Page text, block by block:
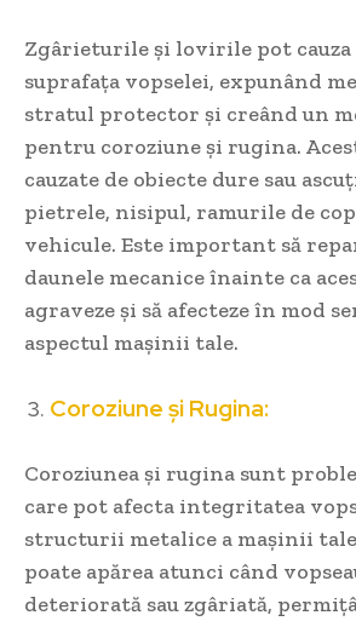
Zgârieturile și lovirile pot cauza
suprafața vopselei, expunând
stratul protector și creând un
pentru coroziune și rugina.
cauzate de obiecte dure sau
pietrele, nisipul, ramurile de
vehicule. Este important să
daunele mecanice înainte ca
agraveze și să afecteze în mod
aspectul mașinii tale.
Coroziune și Rugina:
Coroziunea și rugina sunt
care pot afecta integritatea
structurii metalice a mașinii
poate apărea atunci când
deteriorată sau zgâriată,